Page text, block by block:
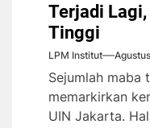
Terjadi
Tinggi
LPM Institut
Sejumlah maba
memarkirkan
UIN Jakarta.